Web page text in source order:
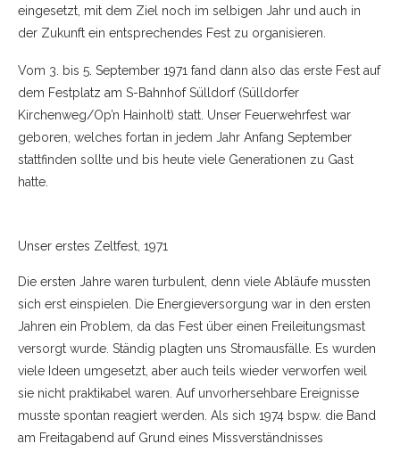
eingesetzt, mit dem Ziel noch im selbigen Jahr und auch in
der Zukunft ein entsprechendes Fest zu organisieren.
Vom 3. bis 5. September 1971 fand dann also das erste Fest auf
dem Festplatz am S-Bahnhof Sülldorf (Sülldorfer
Kirchenweg/Op’n Hainholt) statt. Unser Feuerwehrfest war
geboren, welches fortan in jedem Jahr Anfang September
stattfinden sollte und bis heute viele Generationen zu Gast
hatte.
Unser erstes Zeltfest, 1971
Die ersten Jahre waren turbulent, denn viele Abläufe mussten
sich erst einspielen. Die Energieversorgung war in den ersten
Jahren ein Problem, da das Fest über einen Freileitungsmast
versorgt wurde. Ständig plagten uns Stromausfälle. Es wurden
viele Ideen umgesetzt, aber auch teils wieder verworfen weil
sie nicht praktikabel waren. Auf unvorhersehbare Ereignisse
musste spontan reagiert werden. Als sich 1974 bspw. die Band
am Freitagabend auf Grund eines Missverständnisses